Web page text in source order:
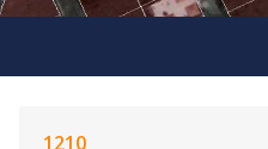
1210